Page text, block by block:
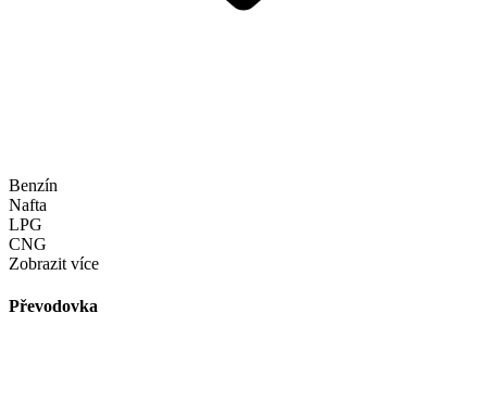
Benzín
Nafta
LPG
CNG
Zobrazit více
Převodovka